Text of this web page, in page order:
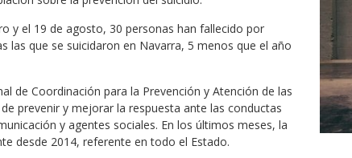
y el 19 de agosto, 30 personas han fallecido por
las que se suicidaron en Navarra, 5 menos que el año
de Coordinación para la Prevención y Atención de las
prevenir y mejorar la respuesta ante las conductas
y agentes sociales. En los últimos meses, la
desde 2014, referente en todo el Estado.